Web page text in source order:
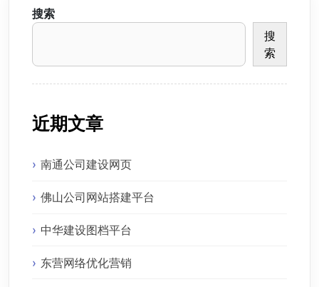
搜索
搜
索
近期文章
南通公司建设网页
佛山公司网站搭建平台
中华建设图档平台
东营网络优化营销